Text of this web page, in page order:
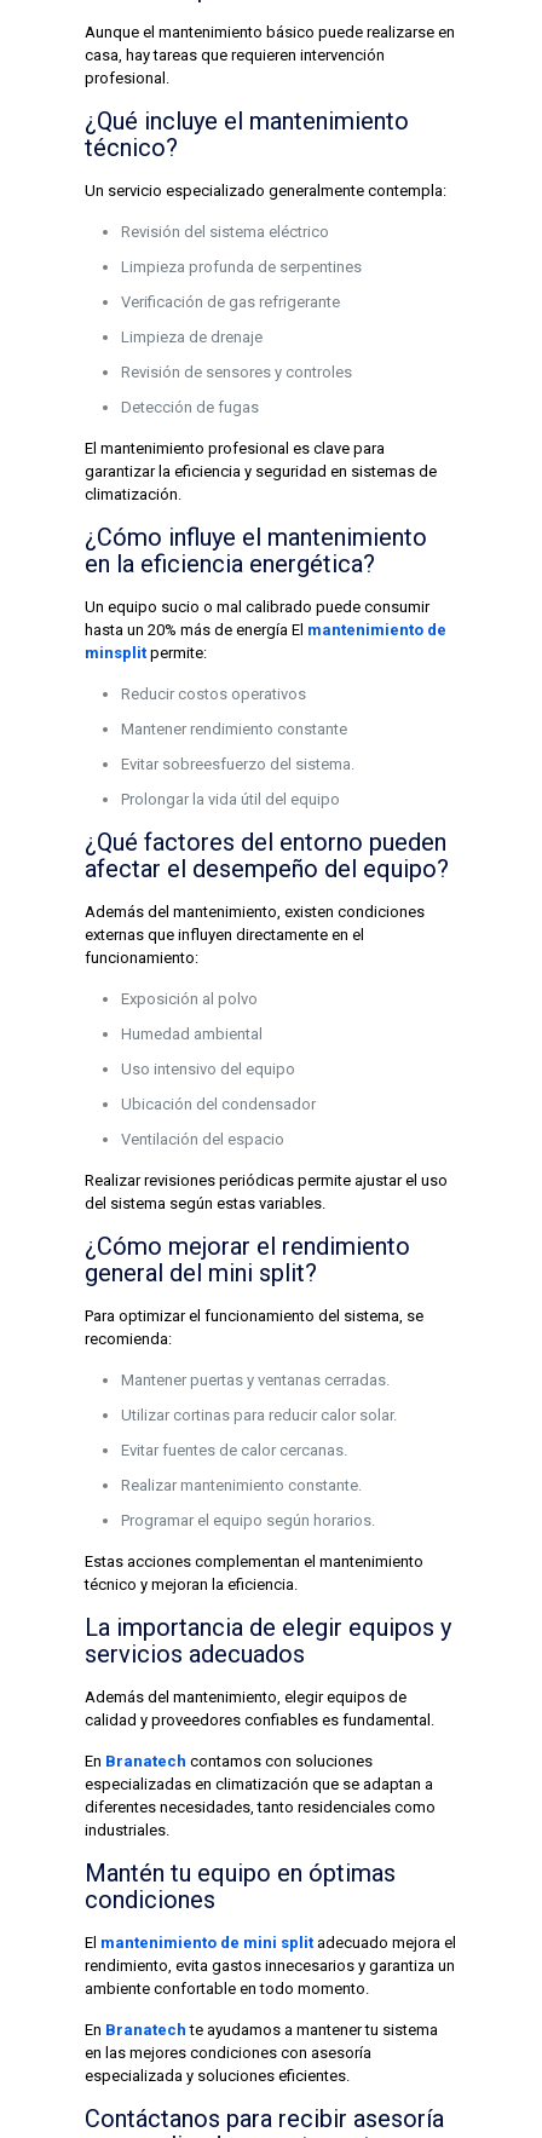
Aunque el mantenimiento básico puede realizarse en
casa, hay tareas que requieren intervención
profesional.
¿Qué incluye el mantenimiento
técnico?
Un servicio especializado generalmente contempla:
Revisión del sistema eléctrico
Limpieza profunda de serpentines
Verificación de gas refrigerante
Limpieza de drenaje
Revisión de sensores y controles
Detección de fugas
El mantenimiento profesional es clave para
garantizar la eficiencia y seguridad en sistemas de
climatización.
¿Cómo influye el mantenimiento
en la eficiencia energética?
Un equipo sucio o mal calibrado puede consumir
hasta un 20% más de energía El mantenimiento de
minsplitpermite:
Reducir costos operativos
Mantener rendimiento constante
Evitar sobreesfuerzo del sistema.
Prolongar la vida útil del equipo
¿Qué factores del entorno pueden
afectar el desempeño del equipo?
Además del mantenimiento, existen condiciones
externas que influyen directamente en el
funcionamiento:
Exposición al polvo
Humedad ambiental
Uso intensivo del equipo
Ubicación del condensador
Ventilación del espacio
Realizar revisiones periódicas permite ajustar el uso
del sistema según estas variables.
¿Cómo mejorar el rendimiento
general del mini split?
Para optimizar el funcionamiento del sistema, se
recomienda:
Mantener puertas y ventanas cerradas.
Utilizar cortinas para reducir calor solar.
Evitar fuentes de calor cercanas.
Realizar mantenimiento constante.
Programar el equipo según horarios.
Estas acciones complementan el mantenimiento
técnico y mejoran la eficiencia.
La importancia de elegir equipos y
servicios adecuados
Además del mantenimiento, elegir equipos de
calidad y proveedores confiables es fundamental.
En Branatech contamos con soluciones
especializadas en climatización que se adaptan a
diferentes necesidades, tanto residenciales como
industriales.
Mantén tu equipo en óptimas
condiciones
El mantenimiento de mini splitadecuado mejora el
rendimiento, evita gastos innecesarios y garantiza un
ambiente confortable en todo momento.
En Branatech te ayudamos a mantener tu sistema
en las mejores condiciones con asesoría
especializada y soluciones eficientes.
Contáctanos para recibir asesoría